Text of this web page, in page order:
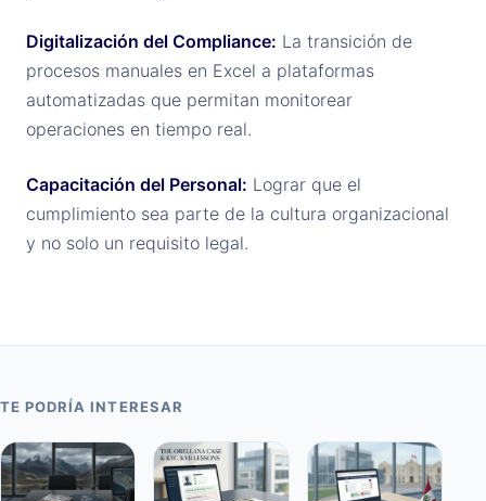
Digitalización del Compliance: La transición de
procesos manuales en Excel a plataformas
automatizadas que permitan monitorear
operaciones en tiempo real.
Capacitación del Personal: Lograr que el
cumplimiento sea parte de la cultura organizacional
y no solo un requisito legal.
TE PODRÍA INTERESAR